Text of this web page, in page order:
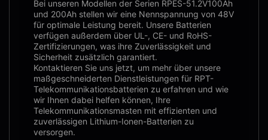
Bei unseren Modellen der Serien RPES-51.2V100Ah
und 200Ah stellen wir eine Nennspannung von 48V
für optimale Leistung bereit. Unsere Batterien
verfügen außerdem über UL-, CE- und RoHS-
Zertifizierungen, was ihre Zuverlässigkeit und
Sicherheit zusätzlich garantiert.
Kontaktieren Sie uns jetzt, um mehr über unsere
maßgeschneiderten Dienstleistungen für RPT-
Telekommunikationsbatterien zu erfahren und wie
wir Ihnen dabei helfen können, Ihre
Telekommunikationsmasten mit effizienten und
zuverlässigen Lithium-Ionen-Batterien zu
versorgen.